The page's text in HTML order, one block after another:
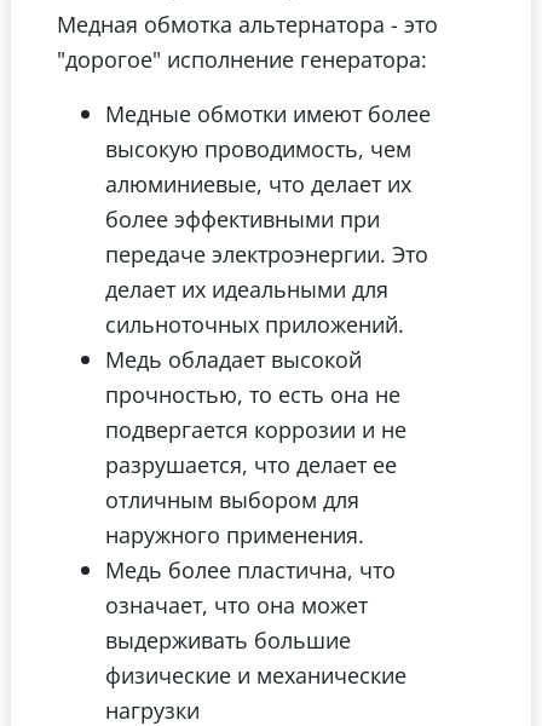
Медная обмотка альтернатора - это
"дорогое" исполнение генератора:
Медные обмотки имеют более
высокую проводимость, чем
алюминиевые, что делает их
более эффективными при
передаче электроэнергии. Это
делает их идеальными для
сильноточных приложений.
Медь обладает высокой
прочностью, то есть она не
подвергается коррозии и не
разрушается, что делает ее
отличным выбором для
наружного применения.
Медь более пластична, что
означает, что она может
выдерживать большие
физические и механические
нагрузки